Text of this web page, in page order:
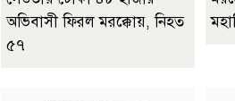
অভিবাসী ফিরল মরক্কোয়, নিহত
৫৭